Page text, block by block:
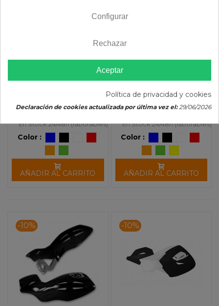
GUARDIAN 2
29,43 € 26,49 €
En Stock 24/48h (laborables)
Color :
AÑADIR AL CARRITO
43,62 € 39,26 €
(impuestos inc.)
En Stock 24/48h (laborables)
Color :
AÑADIR AL CARRITO
-10% -10%
Configurar
Rechazar
Aceptar
Política de privacidad y cookies
Declaración de cookies actualizada por última vez el:29/06/2026